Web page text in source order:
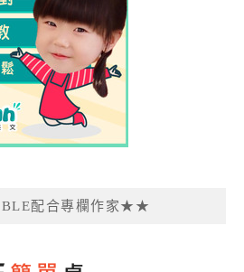
配合專欄作家★★